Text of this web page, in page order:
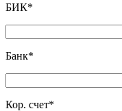
БИК*
Банк*
Кор. счет*